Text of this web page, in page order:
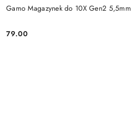
Gamo Magazynek do 10X Gen2 5,5mm
Cena:
79.00